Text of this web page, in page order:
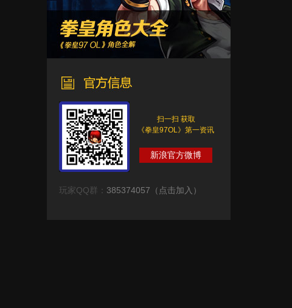
扫一扫 获取
《拳皇97OL》第一资讯
新浪官方微博
玩家QQ群： 385374057（点击加入）